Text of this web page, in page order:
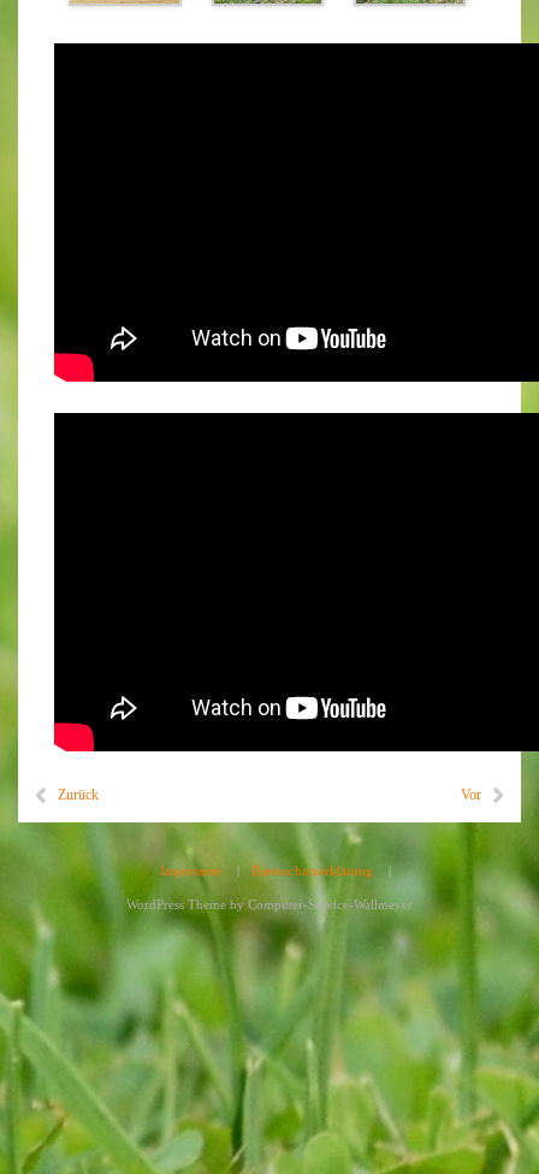
Zurück Vor
Impressum | Datenschutzerklärung |
WordPress Theme by Computer-Service-Wallmeyer